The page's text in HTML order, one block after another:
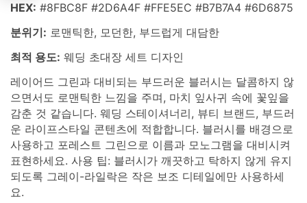
HEX: #8FBC8F #2D6A4F #FFE5EC #B7B7A4 #6D6875
분위기: 로맨틱한, 모던한, 부드럽게 대담한
최적 용도: 웨딩 초대장 세트 디자인
레이어드 그린과 대비되는 부드러운 블러시는 달콤하지 않
으면서도 로맨틱한 느낌을 주며, 마치 잎사귀 속에 꽃잎을
감춘 것 같습니다. 웨딩 스테이셔너리, 뷰티 브랜드, 부드러
운 라이프스타일 콘텐츠에 적합합니다. 블러시를 배경으로
사용하고 포레스트 그린으로 이름과 모노그램을 대비시켜
표현하세요. 사용 팁: 블러시가 깨끗하고 탁하지 않게 유지
되도록 그레이-라일락은 작은 보조 디테일에만 사용하세
요.